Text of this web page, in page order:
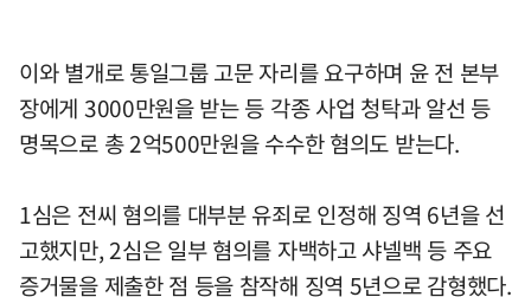
이와 별개로 통일그룹 고문 자리를 요구하며 윤 전 본부
장에게 3000만원을 받는 등 각종 사업 청탁과 알선 등
명목으로 총 2억500만원을 수수한 혐의도 받는다.
1심은 전씨 혐의를 대부분 유죄로 인정해 징역 6년을 선
고했지만, 2심은 일부 혐의를 자백하고 샤넬백 등 주요
증거물을 제출한 점 등을 참작해 징역 5년으로 감형했다.